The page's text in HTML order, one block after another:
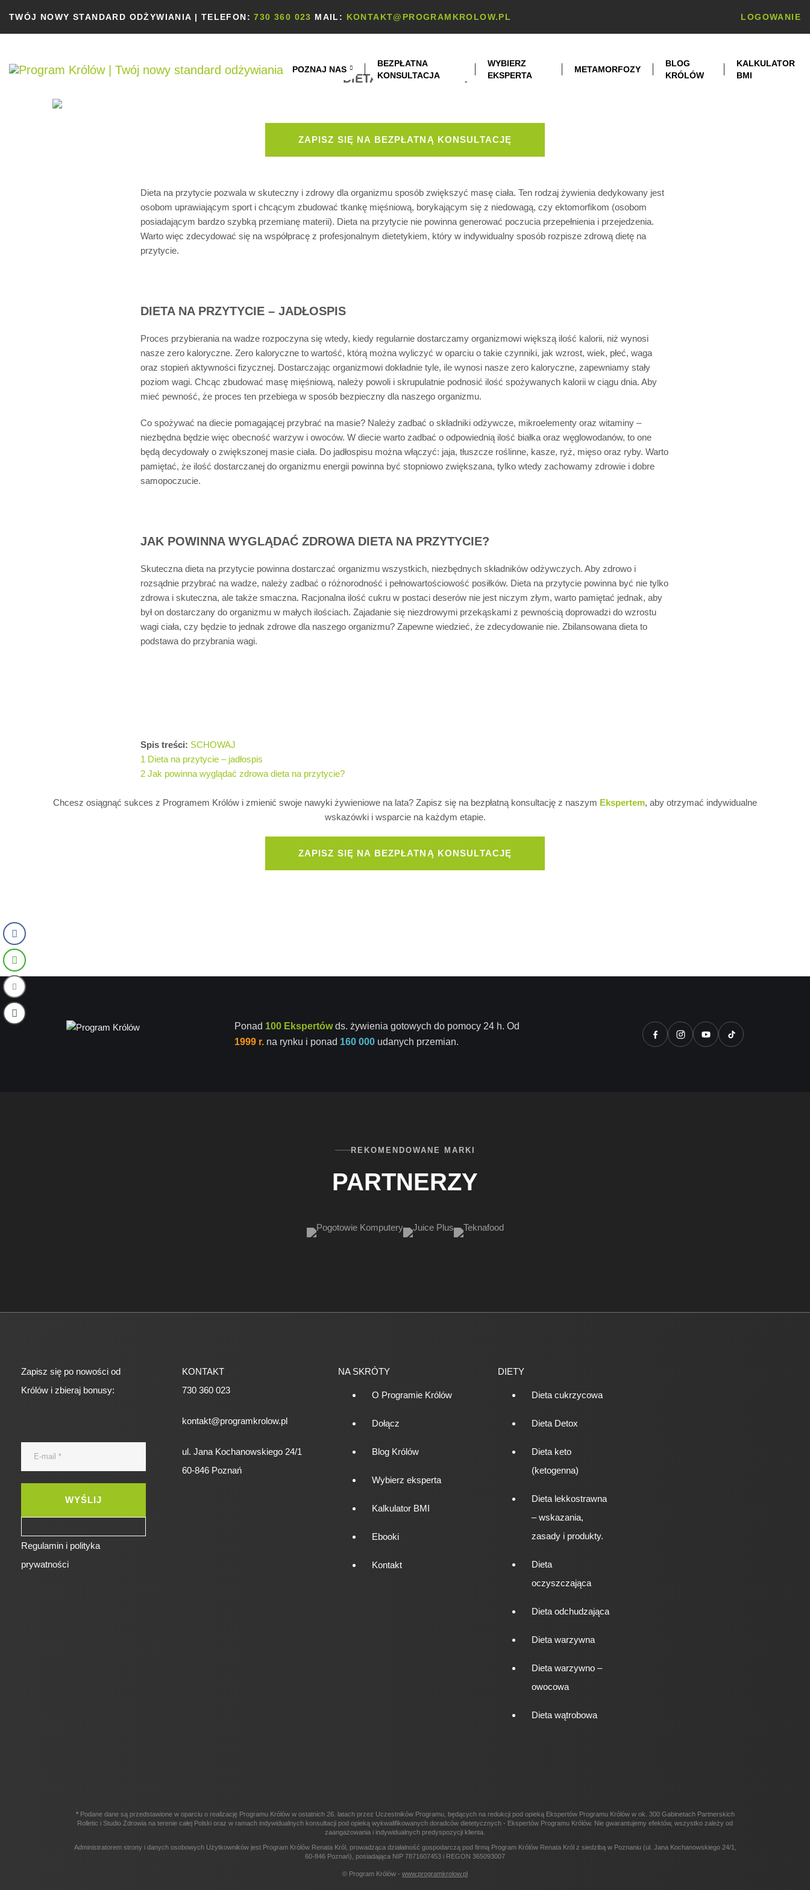
treści
TWÓJ NOWY STANDARD ODŻYWIANIA | TELEFON:730 360 023 MAIL: KONTAKT@PROGRAMKROLOW.PL LOGOWANIE
POZNAJ NAS
BEZPŁATNA
KONSULTACJA
WYBIERZ
EKSPERTA
METAMORFOZY
BLOG
KRÓLÓW
KALKULATOR
BMI
DIETA NA PRZYTYCIE
ZAPISZ SIĘ NA BEZPŁATNĄ KONSULTACJĘ
Dieta na przytycie pozwala w skuteczny i zdrowy dla organizmu sposób zwiększyć masę ciała. Ten rodzaj żywienia dedykowany jest
osobom uprawiającym sport i chcącym zbudować tkankę mięśniową, borykającym się z niedowagą, czy ektomorfikom (osobom
posiadającym bardzo szybką przemianę materii). Dieta na przytycie nie powinna generować poczucia przepełnienia i przejedzenia.
Warto więc zdecydować się na współpracę z profesjonalnym dietetykiem, który w indywidualny sposób rozpisze zdrową dietę na
przytycie.
DIETA NA PRZYTYCIE – JADŁOSPIS
Proces przybierania na wadze rozpoczyna się wtedy, kiedy regularnie dostarczamy organizmowi większą ilość kalorii, niż wynosi
nasze zero kaloryczne. Zero kaloryczne to wartość, którą można wyliczyć w oparciu o takie czynniki, jak wzrost, wiek, płeć, waga
oraz stopień aktywności fizycznej. Dostarczając organizmowi dokładnie tyle, ile wynosi nasze zero kaloryczne, zapewniamy stały
poziom wagi. Chcąc zbudować masę mięśniową, należy powoli i skrupulatnie podnosić ilość spożywanych kalorii w ciągu dnia. Aby
mieć pewność, że proces ten przebiega w sposób bezpieczny dla naszego organizmu.
Co spożywać na diecie pomagającej przybrać na masie? Należy zadbać o składniki odżywcze, mikroelementy oraz witaminy –
niezbędna będzie więc obecność warzyw i owoców. W diecie warto zadbać o odpowiednią ilość białka oraz węglowodanów, to one
będą decydowały o zwiększonej masie ciała. Do jadłospisu można włączyć: jaja, tłuszcze roślinne, kasze, ryż, mięso oraz ryby. Warto
pamiętać, że ilość dostarczanej do organizmu energii powinna być stopniowo zwiększana, tylko wtedy zachowamy zdrowie i dobre
samopoczucie.
JAK POWINNA WYGLĄDAĆ ZDROWA DIETA NA PRZYTYCIE?
Skuteczna dieta na przytycie powinna dostarczać organizmu wszystkich, niezbędnych składników odżywczych. Aby zdrowo i
rozsądnie przybrać na wadze, należy zadbać o różnorodność i pełnowartościowość posiłków. Dieta na przytycie powinna być nie tylko
zdrowa i skuteczna, ale także smaczna. Racjonalna ilość cukru w postaci deserów nie jest niczym złym, warto pamiętać jednak, aby
był on dostarczany do organizmu w małych ilościach. Zajadanie się niezdrowymi przekąskami z pewnością doprowadzi do wzrostu
wagi ciała, czy będzie to jednak zdrowe dla naszego organizmu? Zapewne wiedzieć, że zdecydowanie nie. Zbilansowana dieta to
podstawa do przybrania wagi.
Spis treści: SCHOWAJ
1 Dieta na przytycie – jadłospis
2 Jak powinna wyglądać zdrowa dieta na przytycie?
Chcesz osiągnąć sukces z Programem Królów i zmienić swoje nawyki żywieniowe na lata? Zapisz się na bezpłatną konsultację z naszym Ekspertem, aby otrzymać indywidualne
wskazówki i wsparcie na każdym etapie.
ZAPISZ SIĘ NA BEZPŁATNĄ KONSULTACJĘ
Ponad 100 Ekspertówds. żywienia gotowych do pomocy 24 h. Od
1999 r. na rynku i ponad 160 000 udanych przemian.
REKOMENDOWANE MARKI
PARTNERZY
Zapisz się po nowości od
Królów i zbieraj bonusy:
Regulamin i polityka
prywatności
KONTAKT
730 360 023
kontakt@programkrolow.pl
ul. Jana Kochanowskiego 24/1
60-846 Poznań
NA SKRÓTY
O Programie Królów
Dołącz
Blog Królów
Wybierz eksperta
Kalkulator BMI
Ebooki
Kontakt
DIETY
Dieta cukrzycowa
Dieta Detox
Dieta keto
(ketogenna)
Dieta lekkostrawna
– wskazania,
zasady i produkty.
Dieta
oczyszczająca
Dieta odchudzająca
Dieta warzywna
Dieta warzywno –
owocowa
Dieta wątrobowa
*Podane dane są przedstawione w oparciu o realizację Programu Królów w ostatnich 26. latach przez Uczestników Programu, będących na redukcji pod opieką Ekspertów Programu Królów w ok. 300 Gabinetach Partnerskich
Rolletic i Studio Zdrowia na terenie całej Polski oraz w ramach indywidualnych konsultacji pod opieką wykwalifikowanych doradców dietetycznych - Ekspertów Programu Królów. Nie gwarantujemy efektów, wszystko zależy od
zaangażowania i indywidualnych predyspozycji klienta.
Administratorem strony i danych osobowych Użytkowników jest Program Królów Renata Król, prowadząca działalność gospodarczą pod firmą Program Królów Renata Król z siedzibą w Poznaniu (ul. Jana Kochanowskiego 24/1,
60-846 Poznań), posiadająca NIP 7871607453 i REGON 365093007
© Program Królów - www.programkrolow.pl